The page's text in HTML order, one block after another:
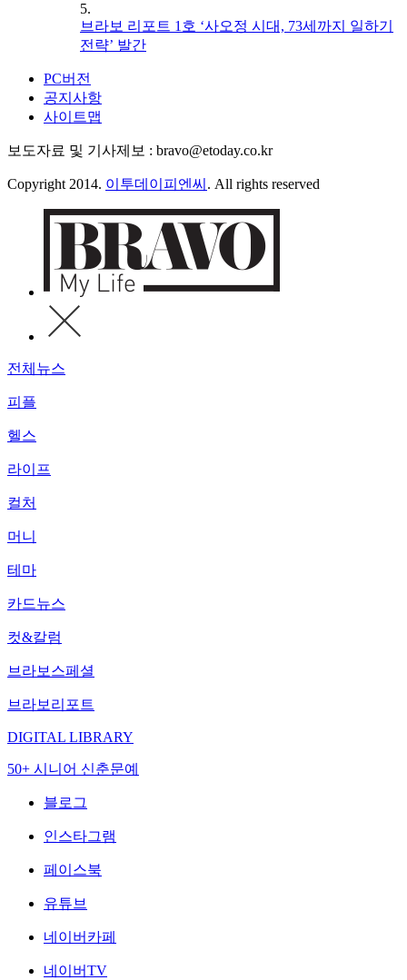
5.
브라보 리포트 1호 ‘사오정 시대, 73세까지 일하기
전략’ 발간
PC버전
공지사항
사이트맵
보도자료 및 기사제보 : bravo@etoday.co.kr
Copyright 2014. 이투데이피엔씨 . All rights reserved
전체뉴스
피플
헬스
라이프
컬처
머니
테마
카드뉴스
컷&칼럼
브라보스페셜
브라보리포트
DIGITAL LIBRARY
50+ 시니어 신춘문예
블로그
인스타그램
페이스북
유튜브
네이버카페
네이버TV